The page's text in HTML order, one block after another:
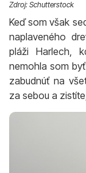
Zdroj: Schutterstock
Keď som však
naplaveného
pláži Harlech,
nemohla som
zabudnúť na
za sebou a